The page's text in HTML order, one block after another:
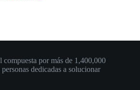
compuesta por más de 1,400,000
dedicadas a solucionar